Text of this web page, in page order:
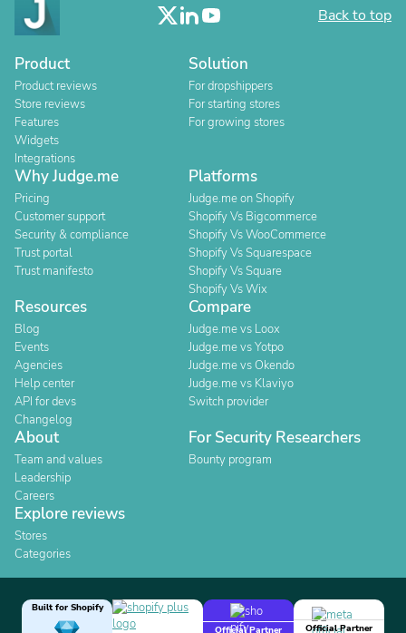
Back to top
Product
Product reviews
Store reviews
Features
Widgets
Integrations
Solution
For dropshippers
For starting stores
For growing stores
Why Judge.me
Pricing
Customer support
Security & compliance
Trust portal
Trust manifesto
Platforms
Judge.me on Shopify
Shopify Vs Bigcommerce
Shopify Vs WooCommerce
Shopify Vs Squarespace
Shopify Vs Square
Shopify Vs Wix
Resources
Blog
Events
Agencies
Help center
API for devs
Changelog
Compare
Judge.me vs Loox
Judge.me vs Yotpo
Judge.me vs Okendo
Judge.me vs Klaviyo
Switch provider
About
Team and values
Leadership
Careers
For Security Researchers
Bounty program
Explore reviews
Stores
Categories
Built for Shopify
Official Partner
Official Partner